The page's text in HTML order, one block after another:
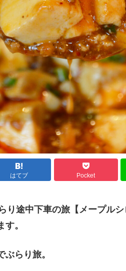
はてブ Pocket
り途中下車の旅【メープル
。
ぶらり旅。